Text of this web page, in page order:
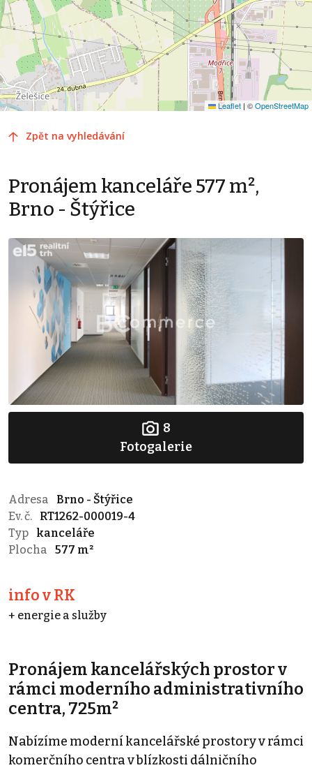
Leaflet | ©OpenStreetMap
Zpět na vyhledávání
Pronájem kanceláře 577 m²,
Brno - Štýřice
8
Fotogalerie
Adresa
Brno - Štýřice
Ev. č.
RT1262-000019-4
Typ
kanceláře
Plocha
577 m²
info v RK
+ energie a služby
Pronájem kancelářských prostor v
rámci moderního administrativního
centra, 725m²
Nabízíme moderní kancelářské prostory v rámci
komerčního centra v blízkosti dálničního